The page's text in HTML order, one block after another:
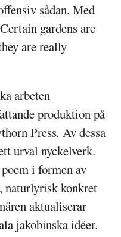
sådan. Med
gardens are
are really
arbeten
produktion på
Press.Av dessa
urval nyckelverk.
i formen av
naturlyrisk konkret
aktualiserar
jakobinska idéer.